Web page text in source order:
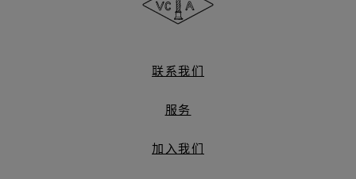
Arpels
梵
雅
宝
联系我们
服务
加入我们